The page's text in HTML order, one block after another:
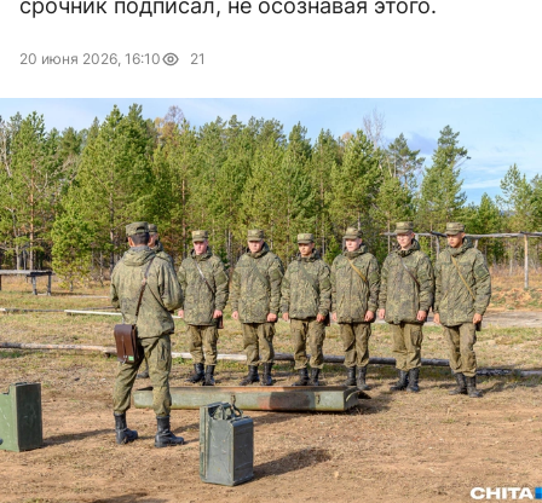
срочник подписал, не осознавая этого.
20 июня 2026, 16:10 21